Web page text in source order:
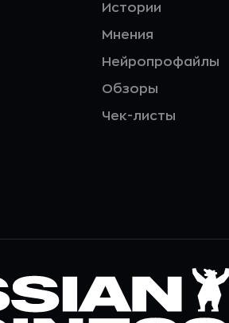
Истории
Мнения
Нейропрофайлы
Обзоры
Чек-листы